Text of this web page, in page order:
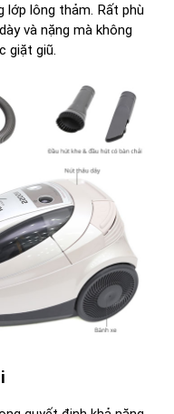
lớp lông thảm. Rất phù
và nặng mà không
giặt giũ.